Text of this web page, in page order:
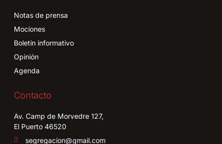
Notas de prensa
Mociones
Boletín informativo
Opinión
Agenda
Contacto
Av. Camp de Morvedre 127,
El Puerto 46520
segregacion@gmail.com